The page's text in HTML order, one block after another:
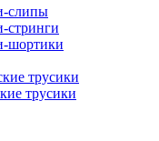
слипы
стринги
шортики
трусики
трусики